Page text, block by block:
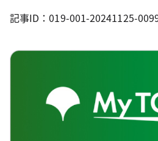
記事ID：019-001-20241125-